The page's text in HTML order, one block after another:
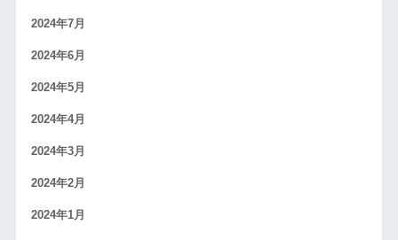
2024年7月
2024年6月
2024年5月
2024年4月
2024年3月
2024年2月
2024年1月